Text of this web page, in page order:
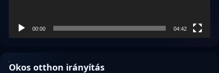
00:00 04:42
Okos otthon irányítás